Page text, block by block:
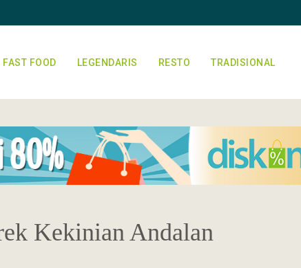
FAST FOOD LEGENDARIS RESTO TRADISIONAL
Kekinian Andalan